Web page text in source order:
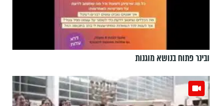
ובינר פתוח בנושא מוגנות